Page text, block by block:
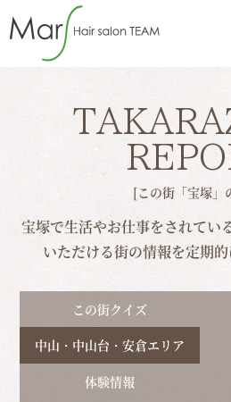
[この街「宝塚」
宝塚で生活やお仕事をされてい
いただける街の情報を定期的
この街クイズ
中山・中山台・安倉エリア
体験情報